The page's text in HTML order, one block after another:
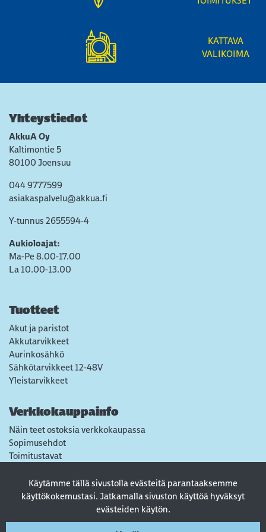
Käytämme tällä sivustolla evästeitä parantaaksemme
käyttökokemustasi. Jatkamalla sivuston käyttöä hyväksyt
evästeiden käytön.
KATTAVA
VALIKOIMA
Yhteystiedot
AkkuA Oy
Kaltimontie 5
80100 Joensuu
044 9777599
asiakaspalvelu@akkua.fi
Y-tunnus 2655594-4
Aukioloajat:
Ma-Pe 8.00-17.00
La 10.00-13.00
Tuotteet
Akut ja paristot
Akkutarvikkeet
Aurinkosähkö
Sähkötarvikkeet 12-48V
Yleistarvikkeet
Verkkokauppainfo
Näin teet ostoksia verkkokaupassa
Sopimusehdot
Toimitustavat
Tietosuojaseloste
Usein kysytyt kysymykset